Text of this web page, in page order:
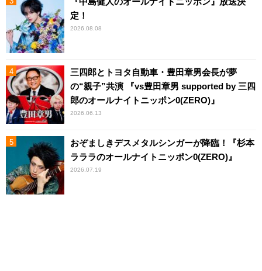
定！
2026.08.08
三四郎とトヨタ自動車・豊田章男会長が夢
の“親子”共演 『vs豊田章男 supported by 三四
郎のオールナイトニッポン0(ZERO)』
2026.06.13
おぞましきデスメタルシンガーが降臨！『杉本
ラララのオールナイトニッポン0(ZERO)』
2026.07.19